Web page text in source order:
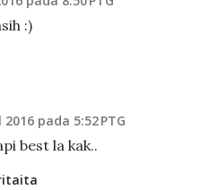
:)
2016 pada 5:52 PTG
best la kak..